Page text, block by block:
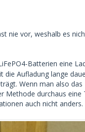
nie vor, weshalb es
Batterien eine
Aufladung lange
Wenn man also
durchaus eine
auch nicht anders.